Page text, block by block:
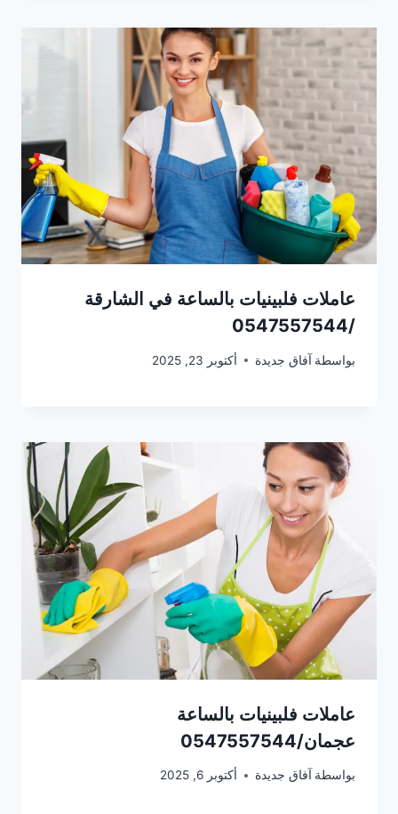
عاملات فلبينيات بالساعة في الشارقة
/0547557544
بواسطة آفاق جديدة أكتوبر 23, 2025
عاملات فلبينيات بالساعة
عجمان/0547557544
بواسطة آفاق جديدة أكتوبر 6, 2025